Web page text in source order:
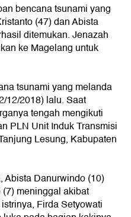
bencana tsunami yang
(47) dan Abista
ditemukan. Jenazah
ke Magelang untuk
tsunami yang melanda
12/2018) lalu. Saat
tengah mengikuti
PLN Unit Induk Transmisi
Lesung, Kabupaten
Abista Danurwindo (10)
meninggal akibat
Firda Setyowati